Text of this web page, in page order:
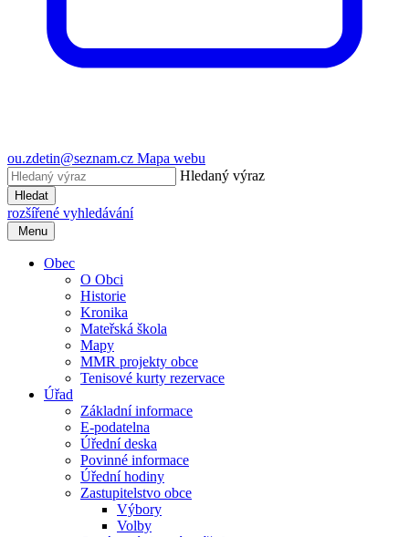
ou.zdetin@seznam.cz Mapa webu
Hledaný výraz
Hledat
rozšířené vyhledávání
Menu
Obec
O Obci
Historie
Kronika
Mateřská škola
Mapy
MMR projekty obce
Tenisové kurty rezervace
Úřad
Základní informace
E-podatelna
Úřední deska
Povinné informace
Úřední hodiny
Zastupitelstvo obce
Výbory
Volby